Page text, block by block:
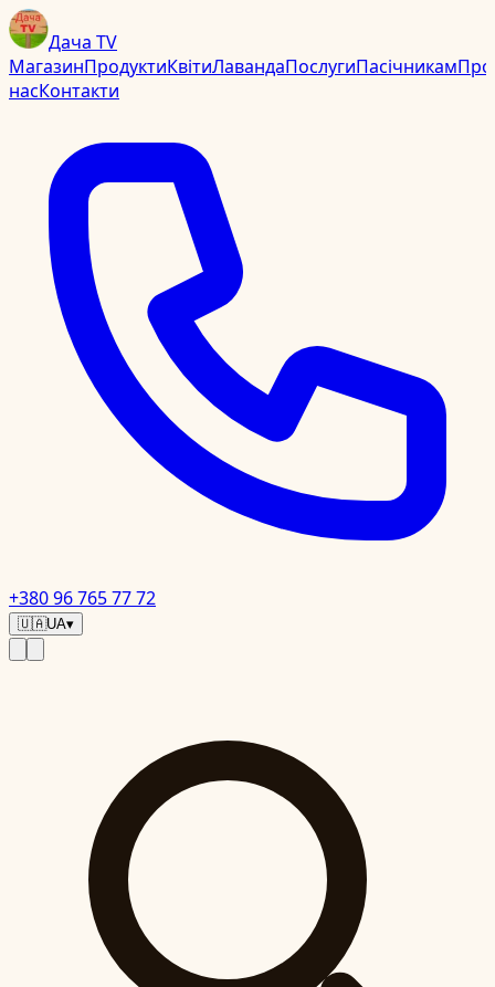
Дача TV
МагазинПродуктиКвітиЛавандаПослугиПасічникамПро
насКонтакти
+380 96 765 77 72
🇺🇦UA▾